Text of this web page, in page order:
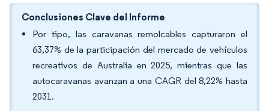
Conclusiones Clave del Informe
Por tipo, las caravanas remolcables capturaron el
63,37% de la participación del mercado de vehículos
recreativos de Australia en 2025, mientras que las
autocaravanas avanzan a una CAGR del 8,22% hasta
2031.